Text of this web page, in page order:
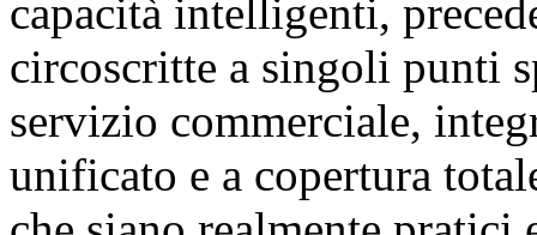
capacità intelligenti,
circoscritte a singoli punti
servizio commerciale,
unificato e a copertura